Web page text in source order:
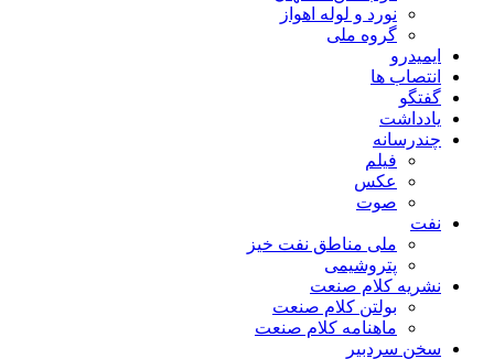
نورد و لوله اهواز
گروه ملی
ایمیدرو
انتصاب ها
گفتگو
یادداشت
چندرسانه
فیلم
عکس
صوت
نفت
ملی مناطق نفت خیز
پتروشیمی
نشریه کلام صنعت
بولتن کلام صنعت
ماهنامه کلام صنعت
سخن سردبیر